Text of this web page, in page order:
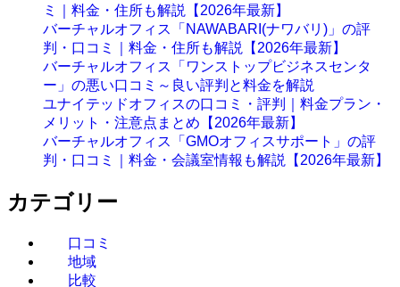
ミ｜料金・住所も解説【2026年最新】
バーチャルオフィス「NAWABARI(ナワバリ)」の評
判・口コミ｜料金・住所も解説【2026年最新】
バーチャルオフィス「ワンストップビジネスセンタ
ー」の悪い口コミ～良い評判と料金を解説
ユナイテッドオフィスの口コミ・評判｜料金プラン・
メリット・注意点まとめ【2026年最新】
バーチャルオフィス「GMOオフィスサポート」の評
判・口コミ｜料金・会議室情報も解説【2026年最新】
カテゴリー
口コミ
地域
比較